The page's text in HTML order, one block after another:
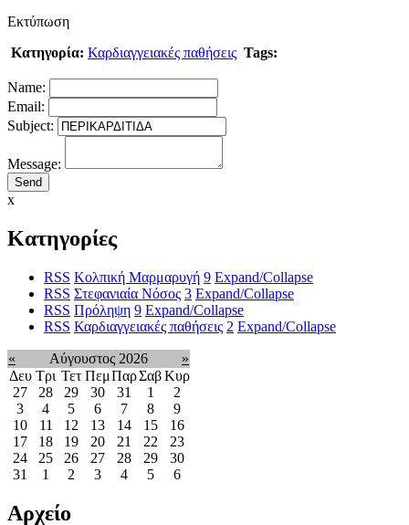
Εκτύπωση
Κατηγορία: Καρδιαγγειακές παθήσεις Tags:
Name:
Email:
Subject:
Message:
x
Κατηγορίες
RSS Κολπική Μαρμαρυγή 9 Expand/Collapse
RSS Στεφανιαία Νόσος 3 Expand/Collapse
RSS Πρόληψη 9 Expand/Collapse
RSS Καρδιαγγειακές παθήσεις 2 Expand/Collapse
« Αύγουστος 2026
»
Δευ Τρι Τετ ΠεμΠαρΣαβΚυρ
27
28 29 30 31 1
2
3
4 5 6 7 8
9
10
11 12 13 14 15
16
17
18 19 20 21 22
23
24
25 26 27 28 29
30
31
1 2 3 4 5 6
Αρχείο